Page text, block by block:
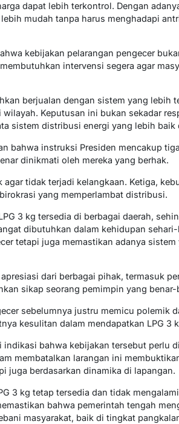
dapat lebih terkontrol. Dengan
mudah tanpa harus menghadapi
kebijakan pelarangan pengecer
intervensi segera agar
berjualan dengan sistem yang lebih
Keputusan ini bukan sekadar
sistem distribusi energi yang lebih baik
bahwa instruksi Presiden mencakup
dinikmati oleh mereka yang berhak.
tidak terjadi kelangkaan. Ketiga,
yang memperlambat distribusi.
3 kg tersedia di berbagai daerah,
dibutuhkan dalam kehidupan
tetapi juga memastikan adanya
dari berbagai pihak, termasuk
sikap seorang pemimpin yang
sebelumnya justru memicu polemik
kesulitan dalam mendapatkan LPG 3
bahwa kebijakan tersebut perlu
membatalkan larangan ini
juga berdasarkan dinamika di lapangan.
3 kg tetap tersedia dan tidak
bahwa pemerintah tengah
masyarakat, baik di tingkat